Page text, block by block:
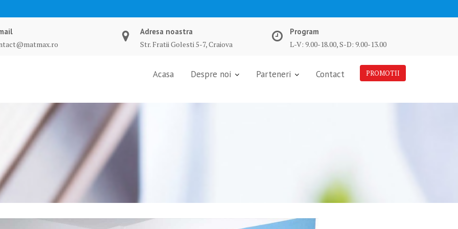
Adresa noastra
Str. Fratii Golesti 5-7, Craiova
Program
L-V: 9.00-18.00, S-D: 9.00-13.00
PROMOTII
Acasa Despre noi Parteneri Contact